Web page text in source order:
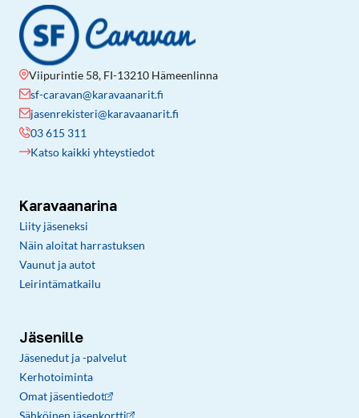
Viipurintie 58, FI-13210 Hämeenlinna
sf-caravan@karavaanarit.fi
jasenrekisteri@karavaanarit.fi
03 615 311
Katso kaikki yhteystiedot
Karavaanarina
Liity jäseneksi
Näin aloitat harrastuksen
Vaunut ja autot
Leirintämatkailu
Jäsenille
Jäsenedut ja -palvelut
Kerhotoiminta
Omat jäsentiedot
Sähköinen jäsenkortti